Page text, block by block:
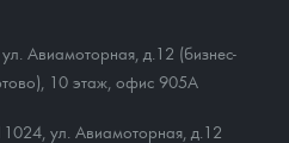
ул. Авиамоторная, д.12 (бизнес-
10 этаж, офис 905А
ул. Авиамоторная, д.12